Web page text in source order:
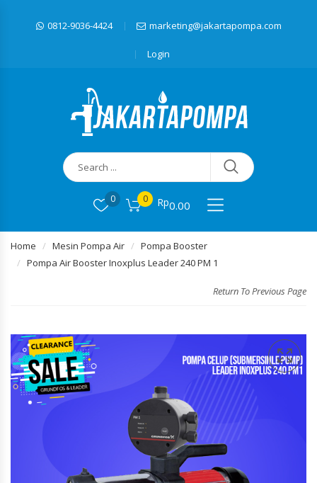
0812-9036-4424 marketing@jakartapompa.com
Login
0 0 Rp0.00
Home Mesin Pompa Air
Pompa Booster
Pompa Air Booster Inoxplus Leader 240 PM 1
Return To Previous Page